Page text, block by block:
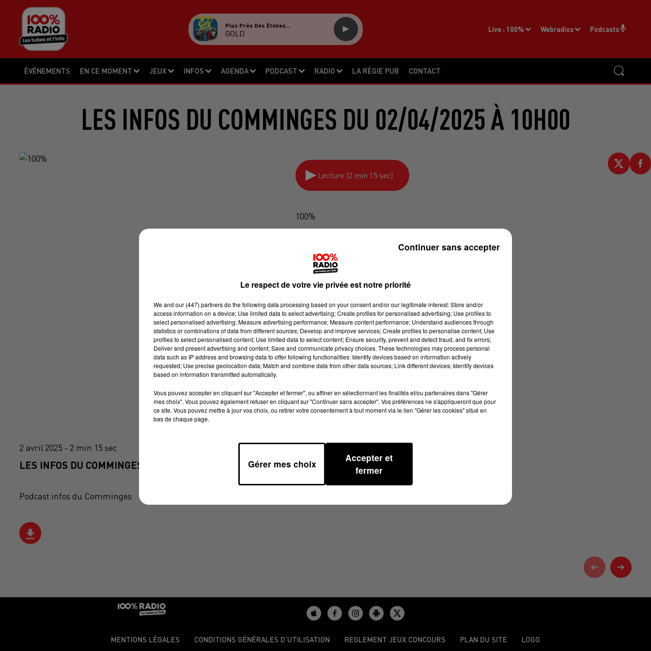
ÉVÉNEMENTS EN CE MOMENT JEUX INFOS AGENDA PODCAST RADIO LA RÉGIE PUB CONTACT
Live : 100% Webradios Podcasts
Plus Près Des Étoiles…
GOLD
LES INFOS DU COMMINGES DU 02/04/2025 À 10H00
Lecture (2 min 15 sec)
100%
2 avril 2025 - 2 min 15 sec
LES INFOS DU COMMINGES DU 02/04/2025 À 10H00
Podcast infos du Comminges
MENTIONS LÉGALES CONDITIONS GÉNÉRALES D’UTILISATION REGLEMENT JEUX CONCOURS PLAN DU SITE LOGO
Le respect de votre vie privée est notre priorité
We and our (447) partnersdo the following data processing based on your consent and/or our legitimate interest: Store and/or
access information on a device; Use limited data to select advertising; Create profiles for personalised advertising; Use profiles to
select personalised advertising; Measure advertising performance; Measure content performance; Understand audiences through
statistics or combinations of data from different sources; Develop and improve services; Create profiles to personalise content; Use
profiles to select personalised content; Use limited data to select content; Ensure security, prevent and detect fraud, and fix errors;
Deliver and present advertising and content; Save and communicate privacy choices. These technologies may process personal
data such as IP address and browsing data to offer following functionalities: Identify devices based on information actively
requested; Use precise geolocation data; Match and combine data from other data sources; Link different devices; Identify devices
based on information transmitted automatically.
Vous pouvez accepter en cliquant sur "Accepter et fermer", ou affiner en sélectionnant les finalités et/ou partenaires dans "Gérer
mes choix". Vous pouvez également refuser en cliquant sur "Continuer sans accepter". Vos préférences ne s'appliqueront que pour
ce site. Vous pouvez mettre à jour vos choix, ou retirer votre consentement à tout moment via le lien "Gérer les cookies" situé en
bas de chaque page.
Gérer mes choix
Accepter et
fermer
Continuer sans accepter